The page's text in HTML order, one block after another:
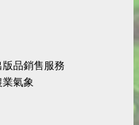
版品銷售服務
業氣象